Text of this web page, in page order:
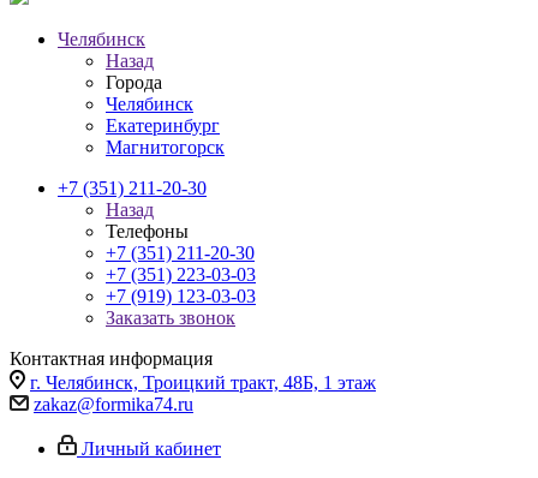
Челябинск
Назад
Города
Челябинск
Екатеринбург
Магнитогорск
+7 (351) 211-20-30
Назад
Телефоны
+7 (351) 211-20-30
+7 (351) 223-03-03
+7 (919) 123-03-03
Заказать звонок
Контактная информация
г. Челябинск, Троицкий тракт, 48Б, 1 этаж
zakaz@formika74.ru
Личный кабинет